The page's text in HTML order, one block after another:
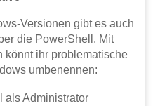
Versionen gibt es auch
die PowerShell. Mit
könnt ihr problematische
umbenennen:
als Administrator